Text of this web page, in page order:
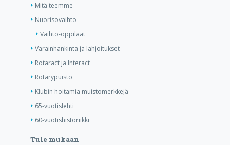
Mitä teemme
Nuorisovaihto
Vaihto-oppilaat
Varainhankinta ja lahjoitukset
Rotaract ja Interact
Rotarypuisto
Klubin hoitamia muistomerkkejä
65-vuotislehti
60-vuotishistoriikki
Tule mukaan